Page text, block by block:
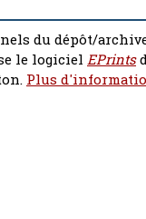
du dépôt/
le logiciel EPrints
Plus